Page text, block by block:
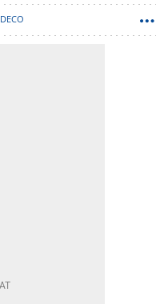
DECO